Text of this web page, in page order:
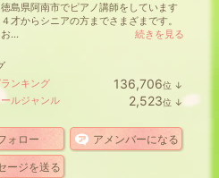
島県阿南市でピアノ講師をしています
才からシニアの方までさまざまです。
...
続きを見る
ンキング 136,706位 ↓
ラ
ン
ルジャンル 2,523位 ↓
ォロー アメンバーになる
ージを送る